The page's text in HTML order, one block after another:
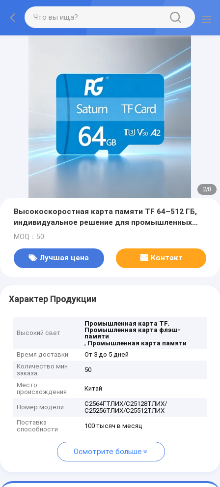
2/8
Высокоскоростная карта памяти TF 64–512 ГБ,
индивидуальное решение для промышленных
роботов, видеорегистраторов и дронов
MOQ：50
Лучшая цена Контакт
Характер Продукции
Высокий свет
Промышленная карта TF,
Промышленная карта флэш-
памяти
, Промышленная карта памяти
Время доставки
От 3 до 5 дней
Количество мин
заказа
50
Место
происхождения
Китай
Номер модели
С2564ГТЛИХ/С25128ТЛИХ/
С25256ТЛИХ/С25512ТЛИХ
Поставка
способности
100 тысяч в месяц
Осмотрите больше